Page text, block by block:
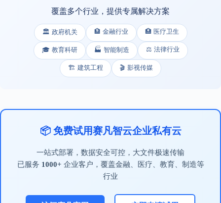
覆盖多个行业，提供专属解决方案
🏛️ 政府机关 🏦 金融行业 🏥 医疗卫生
🎓 教育科研 🏭 智能制造 ⚖️ 法律行业
🏗️ 建筑工程 🎬 影视传媒
📦 免费试用赛凡智云企业私有云
一站式部署，数据安全可控，大文件极速传输
已服务 1000+ 企业客户，覆盖金融、医疗、教育、制造等
行业